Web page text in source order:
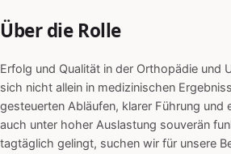
Über die Rolle
Erfolg und Qualität in der Orthopädie und
sich nicht allein in medizinischen
gesteuerten Abläufen, klarer Führung und
auch unter hoher Auslastung souverän
tagtäglich gelingt, suchen wir für unsere